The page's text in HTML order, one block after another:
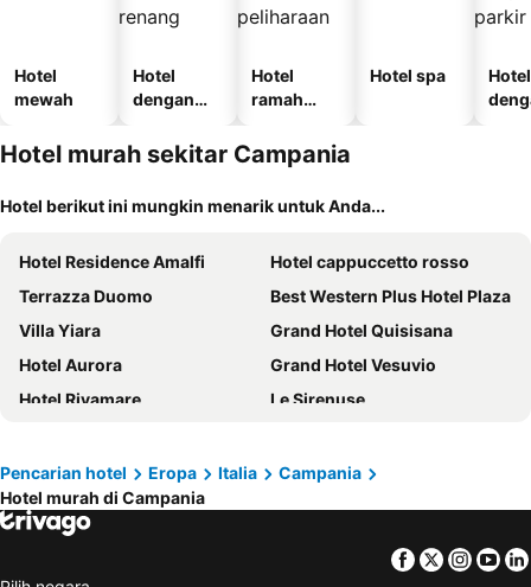
Hotel
mewah
Hotel
dengan
renang
Hotel
ramah
peliharaan
Hotel spa
Hotel
Hotel murah sekitar Campania
Hotel berikut ini mungkin menarik untuk Anda...
Hotel Residence Amalfi
Hotel cappuccetto rosso
Terrazza Duomo
Best Western Plus Hotel Plaza
Villa Yiara
Grand Hotel Quisisana
Hotel Aurora
Grand Hotel Vesuvio
Hotel Rivamare
Le Sirenuse
Hotel Cristina
Holiday Inn Naples By Ihg
Hotel Angelino
Hotel Fly
Royal Sunset Hotel
Pencarian hotel Eropa Italia
Campania
Hotel murah di Campania
Facebook
Twitter